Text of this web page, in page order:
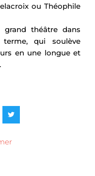
ou Théophile
grand théâtre dans
qui soulève
en une longue et